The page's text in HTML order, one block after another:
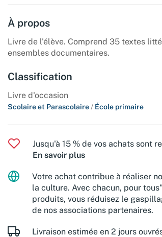
À propos
Livre de l'élève. Comprend 35 textes
ensembles documentaires.
Classification
Livre d'occasion
Scolaire et Parascolaire / École primaire
Jusqu'à 15 % de vos achats sont
En savoir plus
Votre achat contribue à réaliser
la culture. Avec chacun, pour
produits, vous réduisez le
de nos associations partenaires.
Livraison estimée en 2 jours